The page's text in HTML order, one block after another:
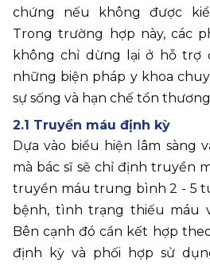
chứng nếu không được
Trong trường hợp này, các
không chỉ dừng lại ở hỗ trợ
những biện pháp y khoa
sự sống và hạn chế tổn
2.1 Truyền máu định kỳ
Dựa vào biểu hiện lâm sàng
mà bác sĩ sẽ chỉ định truyền
truyền máu trung bình 2 - 5
bệnh, tình trạng thiếu máu
Bên cạnh đó cần kết hợp
định kỳ và phối hợp sử